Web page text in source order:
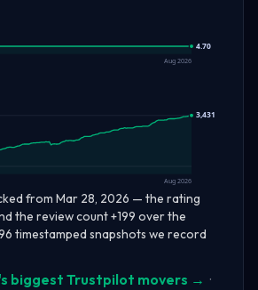
4.70
Aug 2026
3,431
Aug 2026
from Mar 28, 2026 — the rating
the review count +199 over the
timestamped snapshots we record
biggest Trustpilot movers → ·